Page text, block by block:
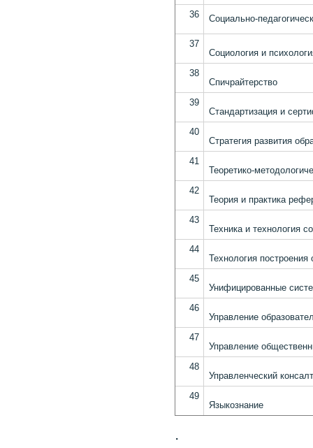
36
Социально-
37
Социология и
38
Спичрайтерство
39
Стандартизация и
40
Стратегия развития
41
Теоретико-
42
Теория и практика
43
Техника и технология
44
Технология построения
45
Унифицированные
46
Управление
47
Управление
48
Управленческий
49
Языкознание
.